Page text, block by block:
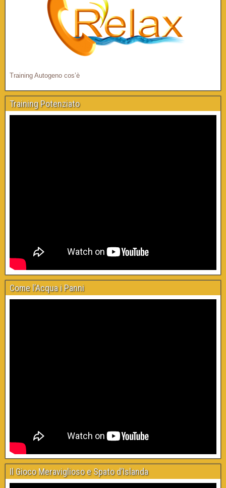
Training Autogeno cos’è
Training Potenziato
Come l’Acqua i Panni
Il Gioco Meraviglioso e Spato d’Islanda